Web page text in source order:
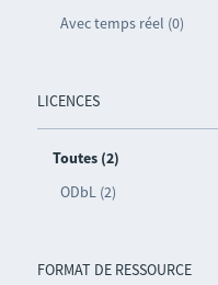
Avec temps réel (0)
LICENCES
Toutes (2)
ODbL (2)
FORMAT DE RESSOURCE